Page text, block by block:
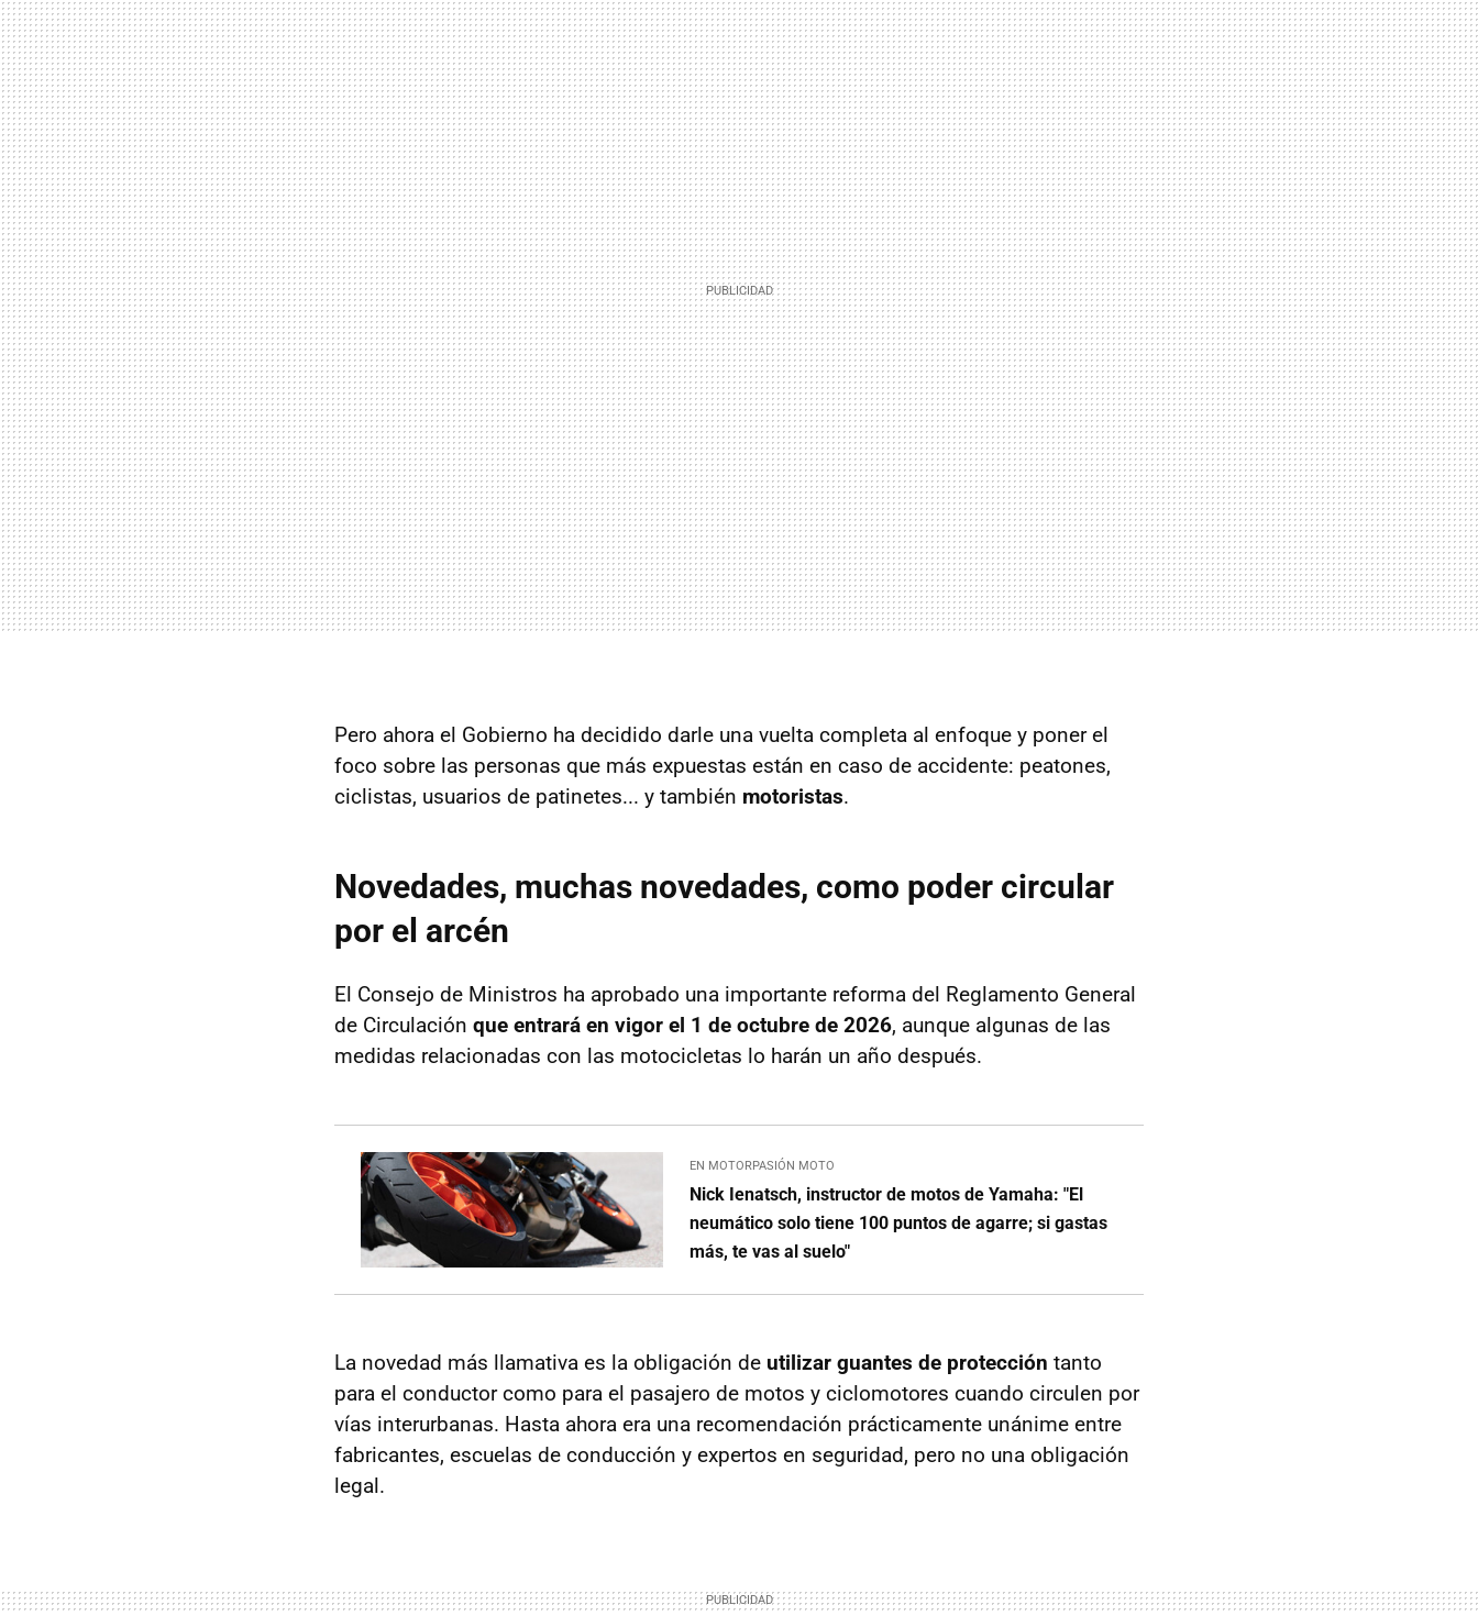
Pero ahora el Gobierno ha decidido darle una vuelta completa al enfoque y poner el
foco sobre las personas que más expuestas están en caso de accidente: peatones,
ciclistas, usuarios de patinetes... y también motoristas.
Novedades, muchas novedades, como poder circular
por el arcén
El Consejo de Ministros ha aprobado una importante reforma del Reglamento General
de Circulación que entrará en vigor el 1 de octubre de 2026, aunque algunas de las
medidas relacionadas con las motocicletas lo harán un año después.
EN MOTORPASIÓN MOTO
Nick Ienatsch, instructor de motos de Yamaha: "El
neumático solo tiene 100 puntos de agarre; si gastas
más, te vas al suelo"
La novedad más llamativa es la obligación de utilizar guantes de protección tanto
para el conductor como para el pasajero de motos y ciclomotores cuando circulen por
vías interurbanas. Hasta ahora era una recomendación prácticamente unánime entre
fabricantes, escuelas de conducción y expertos en seguridad, pero no una obligación
legal.